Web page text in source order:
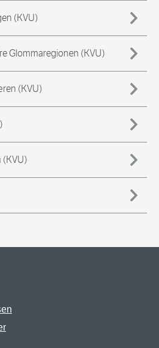
(KVU)
Glommaregionen (KVU)
(KVU)
(KVU)